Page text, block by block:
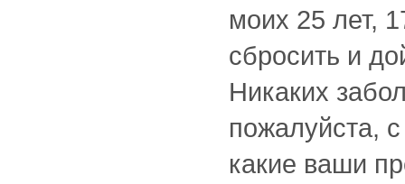
моих 25 лет,
сбросить и
Никаких
пожалуйста,
какие ваши